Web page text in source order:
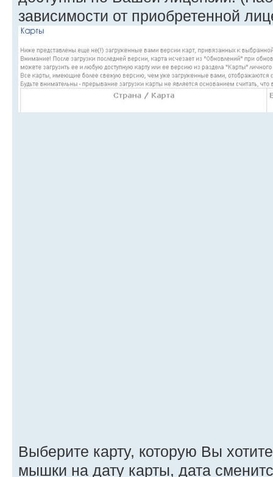
зависимости от приобретенной
Выберите карту, которую Вы
мышки на дату карты, дата